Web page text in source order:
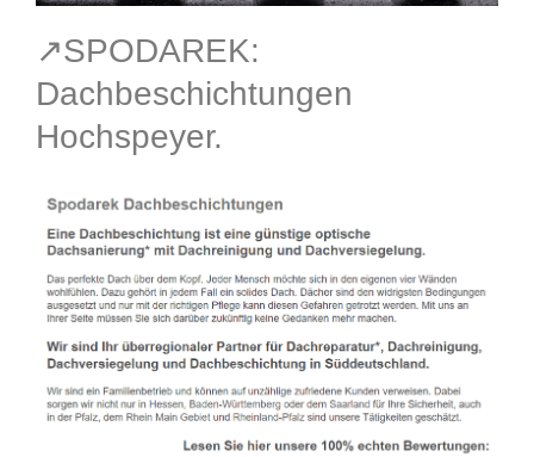
↗️SPODAREK:
Dachbeschichtungen
Hochspeyer.